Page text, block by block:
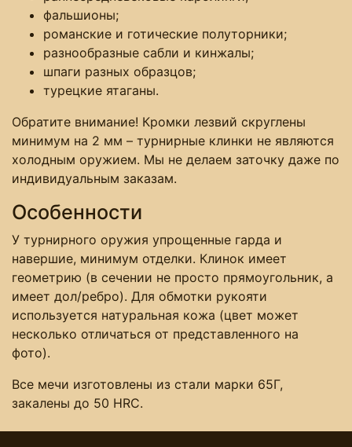
фальшионы;
романские и готические полуторники;
разнообразные сабли и кинжалы;
шпаги разных образцов;
турецкие ятаганы.
Обратите внимание! Кромки лезвий скруглены
минимум на 2 мм – турнирные клинки не являются
холодным оружием. Мы не делаем заточку даже по
индивидуальным заказам.
Особенности
У турнирного оружия упрощенные гарда и
навершие, минимум отделки. Клинок имеет
геометрию (в сечении не просто прямоугольник, а
имеет дол/ребро). Для обмотки рукояти
используется натуральная кожа (цвет может
несколько отличаться от представленного на
фото).
Все мечи изготовлены из стали марки 65Г,
закалены до 50 HRC.